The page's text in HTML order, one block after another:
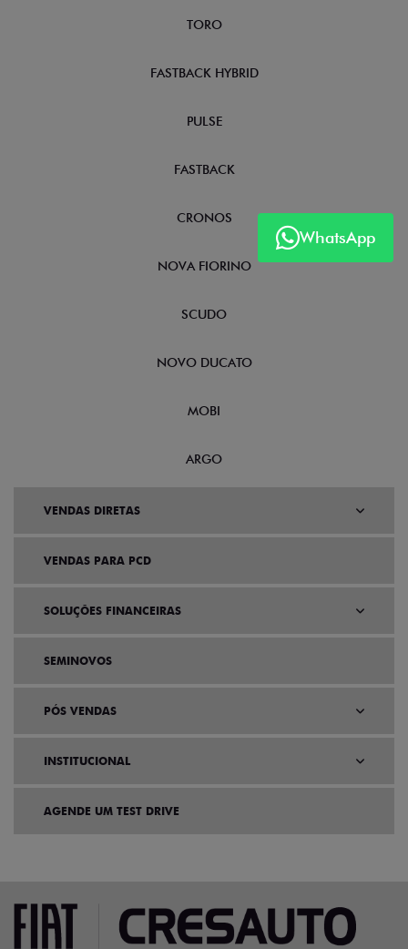
WhatsApp
TORO
FASTBACK HYBRID
PULSE
FASTBACK
CRONOS
NOVA FIORINO
SCUDO
NOVO DUCATO
MOBI
ARGO
VENDAS DIRETAS
VENDAS PARA PCD
SOLUÇÕES FINANCEIRAS
SEMINOVOS
PÓS VENDAS
INSTITUCIONAL
AGENDE UM TEST DRIVE